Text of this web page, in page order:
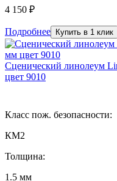
4 150 ₽
Подробнее Купить в 1 клик
Сценический линолеум
цвет 9010
Класс пож. безопасности:
КМ2
Толщина:
1.5 мм